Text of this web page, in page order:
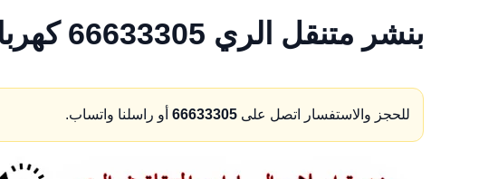
بنشر متنقل الري 66633305 كهرباء وبنشر متنقل الري
للحجز والاستفسار اتصل على 66633305 أو راسلنا واتساب.